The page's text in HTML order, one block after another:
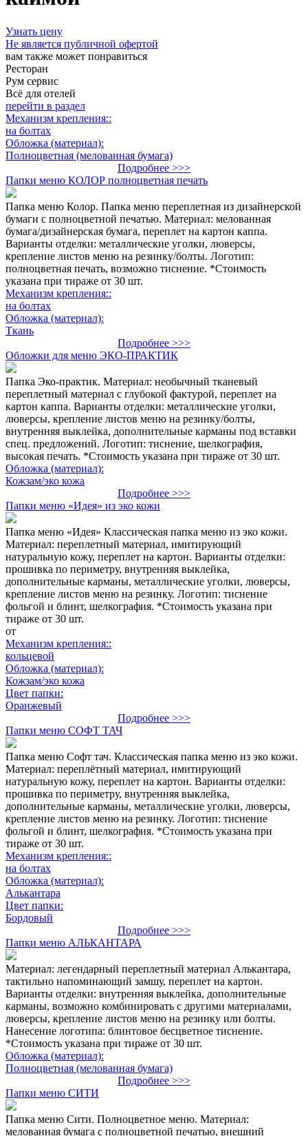
Узнать цену
Не является публичной офертой
вам также может понравиться
Ресторан
Рум сервис
Всё для отелей
перейти в раздел
Механизм крепления::
на болтах
Обложка (материал):
Полноцветная (мелованная бумага)
Подробнее >>>
Папки меню КОЛОР полноцветная печать
Папка меню Колор. Папка меню переплетная из дизайнерской
бумаги с полноцветной печатью. Материал: мелованная
бумага/дизайнерская бумага, переплет на картон каппа.
Варианты отделки: металлические уголки, люверсы,
крепление листов меню на резинку/болты. Логотип:
полноцветная печать, возможно тиснение. *Стоимость
указана при тираже от 30 шт.
Механизм крепления::
на болтах
Обложка (материал):
Ткань
Подробнее >>>
Обложки для меню ЭКО-ПРАКТИК
Папка Эко-практик. Материал: необычный тканевый
переплетный материал с глубокой фактурой, переплет на
картон каппа. Варианты отделки: металлические уголки,
люверсы, крепление листов меню на резинку/болты,
внутренняя выклейка, дополнительные карманы под вставки
спец. предложений. Логотип: тиснение, шелкография,
высокая печать. *Стоимость указана при тираже от 30 шт.
Обложка (материал):
Кожзам/эко кожа
Подробнее >>>
Папки меню «Идея» из эко кожи
Папка меню «Идея» Классическая папка меню из эко кожи.
Материал: переплетный материал, имитирующий
натуральную кожу, переплет на картон. Варианты отделки:
прошивка по периметру, внутренняя выклейка,
дополнительные карманы, металлические уголки, люверсы,
крепление листов меню на резинку. Логотип: тиснение
фольгой и блинт, шелкография. *Стоимость указана при
тираже от 30 шт.
от
Механизм крепления::
кольцевой
Обложка (материал):
Кожзам/эко кожа
Цвет папки:
Оранжевый
Подробнее >>>
Папки меню СОФТ ТАЧ
Папка меню Софт тач. Классическая папка меню из эко кожи.
Материал: переплётный материал, имитирующий
натуральную кожу, переплет на картон. Варианты отделки:
прошивка по периметру, внутренняя выклейка,
дополнительные карманы, металлические уголки, люверсы,
крепление листов меню на резинку. Логотип: тиснение
фольгой и блинт, шелкография. *Стоимость указана при
тираже от 30 шт.
Механизм крепления::
на болтах
Обложка (материал):
Алькантара
Цвет папки:
Бордовый
Подробнее >>>
Папки меню АЛЬКАНТАРА
Материал: легендарный переплетный материал Алькантара,
тактильно напоминающий замшу, переплет на картон.
Варианты отделки: внутренняя выклейка, дополнительные
карманы, возможно комбинировать с другими материалами,
люверсы, крепление листов меню на резинку или болты.
Нанесение логотипа: блинтовое бесцветное тиснение.
*Стоимость указана при тираже от 30 шт.
Обложка (материал):
Полноцветная (мелованная бумага)
Подробнее >>>
Папки меню СИТИ
Папка меню Сити. Полноцветное меню. Материал:
мелованная бумага с полноцветной печатью, внешний